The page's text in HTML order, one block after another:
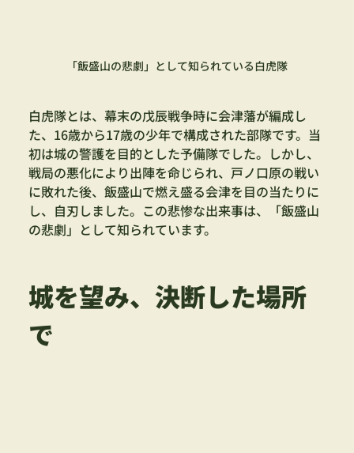
「飯盛山の悲劇」として知られている白虎隊
白虎隊とは、幕末の戊辰戦争時に会津藩が編成し
た、16歳から17歳の少年で構成された部隊です。当
初は城の警護を目的とした予備隊でした。しかし、
戦局の悪化により出陣を命じられ、戸ノ口原の戦い
に敗れた後、飯盛山で燃え盛る会津を目の当たりに
し、自刃しました。この悲惨な出来事は、「飯盛山
の悲劇」として知られています。
城を望み、決断した場所
で